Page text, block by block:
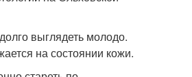
выглядеть молодо.
на состоянии кожи.